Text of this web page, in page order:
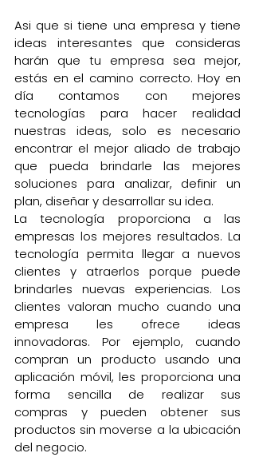
Asi que si tiene una empresa y tiene
ideas interesantes que consideras
harán que tu empresa sea mejor,
estás en el camino correcto. Hoy en
día contamos con mejores
tecnologías para hacer realidad
nuestras ideas, solo es necesario
encontrar el mejor aliado de trabajo
que pueda brindarle las mejores
soluciones para analizar, definir un
plan, diseñar y desarrollar su idea.
La tecnología proporciona a las
empresas los mejores resultados. La
tecnología permita llegar a nuevos
clientes y atraerlos porque puede
brindarles nuevas experiencias. Los
clientes valoran mucho cuando una
empresa les ofrece ideas
innovadoras. Por ejemplo, cuando
compran un producto usando una
aplicación móvil, les proporciona una
forma sencilla de realizar sus
compras y pueden obtener sus
productos sin moverse a la ubicación
del negocio.